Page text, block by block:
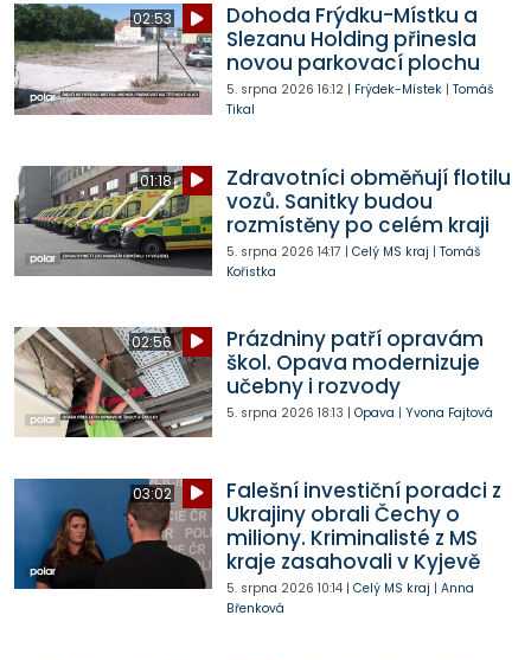
02:53
Dohoda Frýdku-Místku a
Slezanu Holding přinesla
novou parkovací plochu
5. srpna 2026 16:12| Frýdek-Místek| Tomáš
Tikal
01:18
Zdravotníci obměňují flotilu
vozů. Sanitky budou
rozmístěny po celém kraji
5. srpna 2026 14:17 | Celý MS kraj | Tomáš
Kořistka
02:56
Prázdniny patří opravám
škol. Opava modernizuje
učebny i rozvody
5. srpna 2026 18:13 | Opava | Yvona Fajtová
03:02
Falešní investiční poradci z
Ukrajiny obrali Čechy o
miliony. Kriminalisté z MS
kraje zasahovali v Kyjevě
5. srpna 2026 10:14| Celý MS kraj | Anna
Břenková